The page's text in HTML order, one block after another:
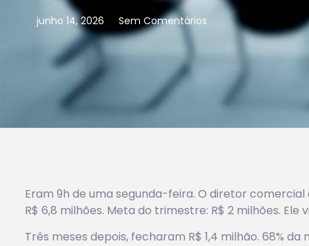
junho 14, 2026 Sem Comentários
Eram 9h de uma segunda-feira. O diretor comercial
R$ 6,8 milhões. Meta do trimestre: R$ 2 milhões. Ele
Três meses depois, fecharam R$ 1,4 milhão. 68%